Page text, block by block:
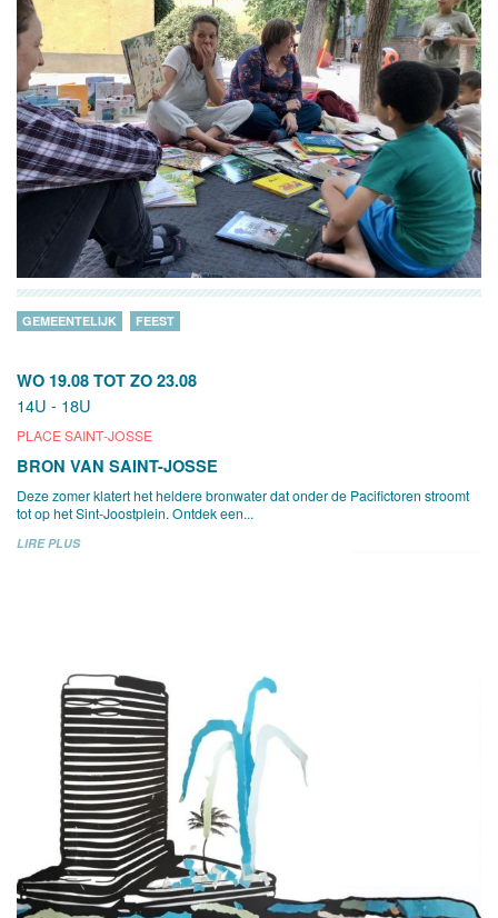
WO 19.08 TOT ZO 23.08
14U - 18U
PLACE SAINT-JOSSE
GEMEENTELIJK FEEST
BRON VAN SAINT-JOSSE
Deze zomer klatert het heldere bronwater dat onder de Pacifictoren stroomt
tot op het Sint-Joostplein. Ontdek een...
LIRE PLUS